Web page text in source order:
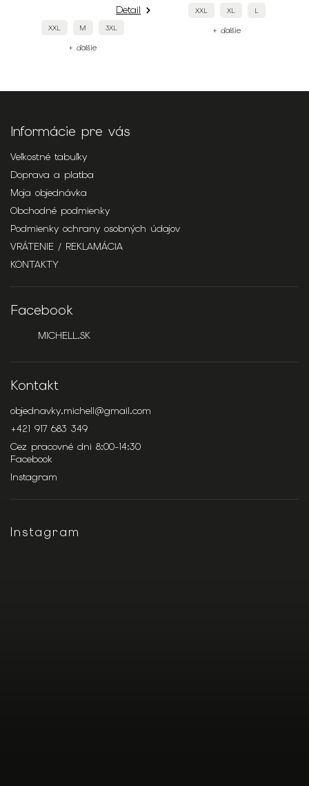
Detail
XXL M 3XL
+ ďalšie
XXL XL L
+ ďalšie
Informácie pre vás
Veľkostné tabuľky
Doprava a platba
Moja objednávka
Obchodné podmienky
Podmienky ochrany osobných údajov
VRÁTENIE / REKLAMÁCIA
KONTAKTY
Facebook
MICHELL.SK
Kontakt
objednavky.michell@gmail.com
+421 917 683 349
Cez pracovné dni 8:00-14:30
Facebook
Instagram
Instagram